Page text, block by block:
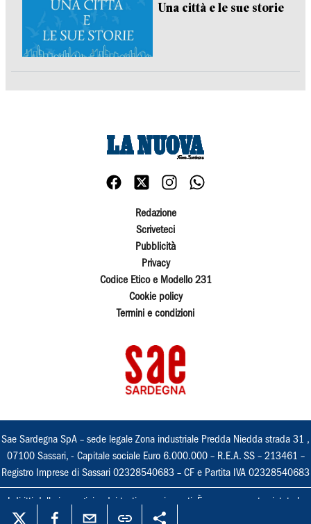
Una città e le sue storie
Redazione
Scriveteci
Pubblicità
Privacy
Codice Etico e Modello 231
Cookie policy
Termini e condizioni
Sae Sardegna SpA – sede legale Zona industriale Predda Niedda strada 31 ,
07100 Sassari, - Capitale sociale Euro 6.000.000 – R.E.A. SS – 213461 –
Registro Imprese di Sassari 02328540683 – CF e Partita IVA 02328540683
I diritti delle immagini e dei testi sono riservati. È espressamente vietata la
loro riproduzione con qualsiasi mezzo e l'adattamento totale o parziale.